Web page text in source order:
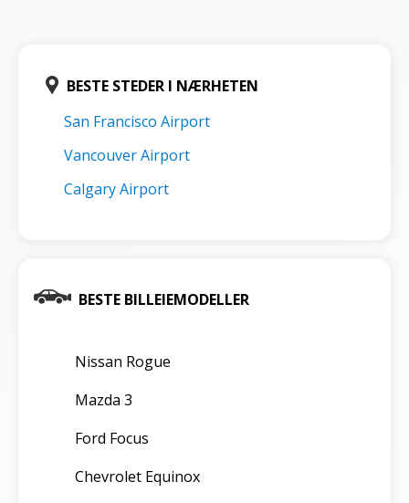
BESTE STEDER I NÆRHETEN
San Francisco Airport
Vancouver Airport
Calgary Airport
BESTE BILLEIEMODELLER
Nissan Rogue
Mazda 3
Ford Focus
Chevrolet Equinox